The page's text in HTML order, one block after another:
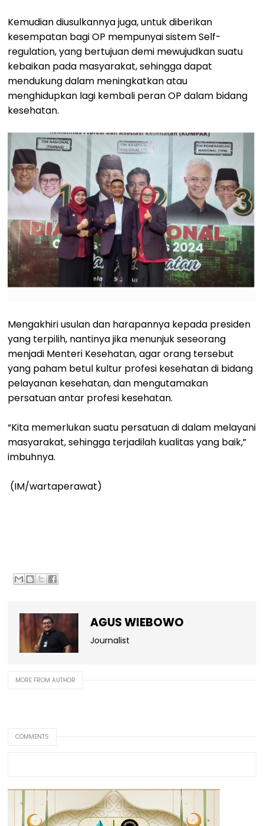
Kemudian diusulkannya juga, untuk diberikan
kesempatan bagi OP mempunyai sistem Self-
regulation, yang bertujuan demi mewujudkan suatu
kebaikan pada masyarakat, sehingga dapat
mendukung dalam meningkatkan atau
menghidupkan lagi kembali peran OP dalam bidang
kesehatan.
Mengakhiri usulan dan harapannya kepada presiden
yang terpilih, nantinya jika menunjuk seseorang
menjadi Menteri Kesehatan, agar orang tersebut
yang paham betul kultur profesi kesehatan di bidang
pelayanan kesehatan, dan mengutamakan
persatuan antar profesi kesehatan.
“Kita memerlukan suatu persatuan di dalam melayani
masyarakat, sehingga terjadilah kualitas yang baik,”
imbuhnya.
(IM/wartaperawat)
AGUS WIEBOWO
Journalist
MORE FROM AUTHOR
COMMENTS